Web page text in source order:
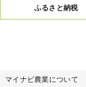
ふるさと納税
マイナビ農業について